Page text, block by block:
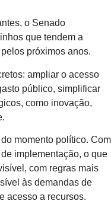
o Senado
que tendem a
próximos anos.
ampliar o acesso
público, simplificar
como inovação,
momento político. Com
implementação, o que
com regras mais
às demandas de
acesso a recursos.